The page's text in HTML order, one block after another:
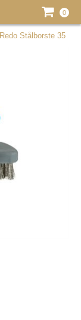
0
Redo Stålborste 35